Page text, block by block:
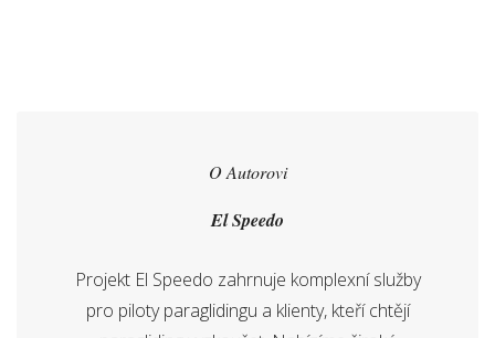
O Autorovi
El Speedo
Projekt El Speedo zahrnuje komplexní služby
pro piloty paraglidingu a klienty, kteří chtějí